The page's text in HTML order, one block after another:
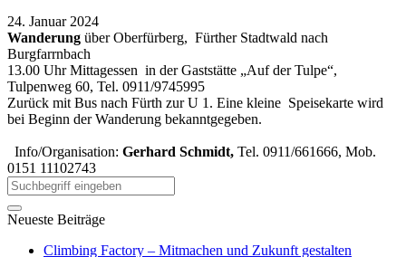
24. Januar 2024
Wanderung über Oberfürberg, Fürther Stadtwald nach
Burgfarrnbach
13.00 Uhr Mittagessen in der Gaststätte „Auf der Tulpe“,
Tulpenweg 60, Tel. 0911/9745995
Zurück mit Bus nach Fürth zur U 1. Eine kleine Speisekarte wird
bei Beginn der Wanderung bekanntgegeben.
Info/Organisation: Gerhard Schmidt, Tel. 0911/661666, Mob.
0151 11102743
Neueste Beiträge
Climbing Factory – Mitmachen und Zukunft gestalten